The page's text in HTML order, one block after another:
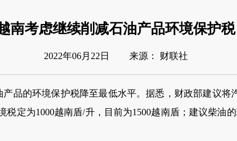
南考虑继续削减石油产品环境保护税
2022年06月22日 来源： 财联社
的环境保护税降至最低水平。据悉，财政部建议将
税定为1000越南盾/升，目前为1500越南盾；建议柴油